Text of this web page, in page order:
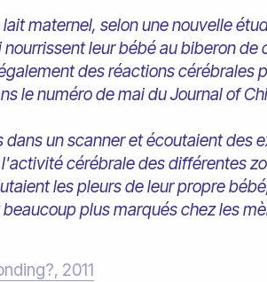
maternel, selon une nouvelle
leur bébé au biberon
des réactions cérébrales
le numéro de mai du Journal of
un scanner et écoutaient des
cérébrale des différentes
les pleurs de leur propre
plus marqués chez les
2011